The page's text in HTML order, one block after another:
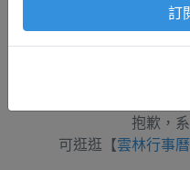
抱歉，
可逛逛【雲林行事曆
訂